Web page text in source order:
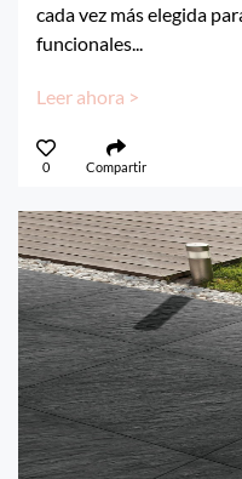
cada vez más elegida
funcionales...
Leer ahora >
0 Compartir